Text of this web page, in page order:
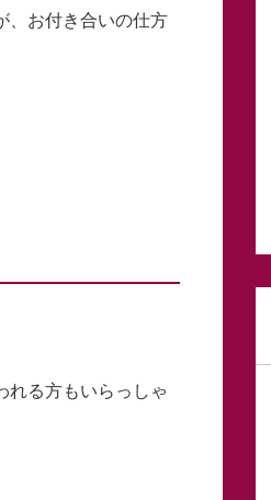
、お付き合いの仕方
れる方もいらっしゃ